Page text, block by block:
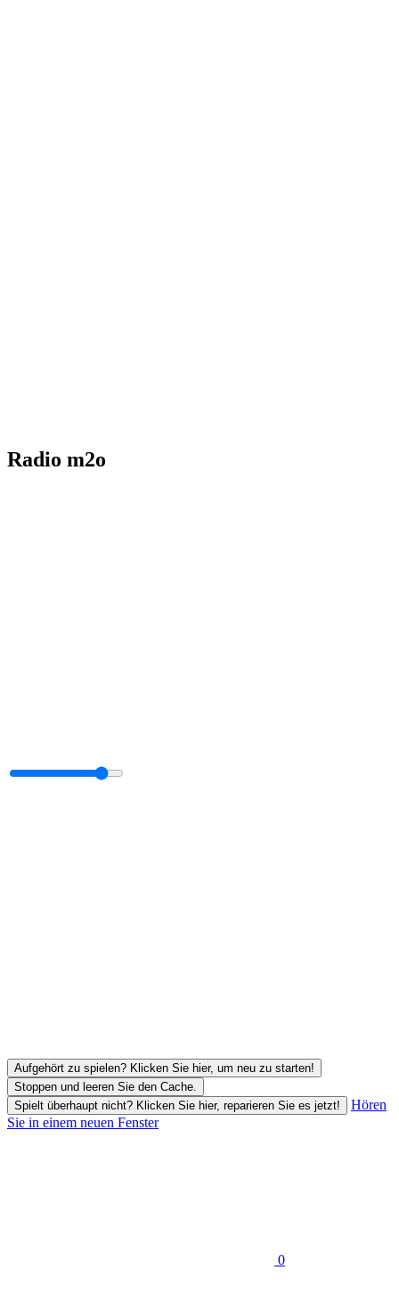
Radio m2o
Aufgehört zu spielen? Klicken Sie hier, um neu zu starten!
Stoppen und leeren Sie den Cache.
Spielt überhaupt nicht? Klicken Sie hier, reparieren Sie es jetzt!
Hören
Sie in einem neuen Fenster
0